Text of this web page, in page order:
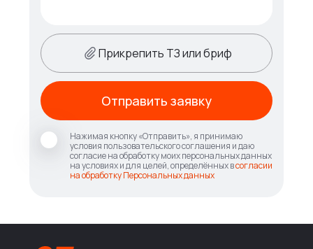
Прикрепить ТЗ или бриф
Нажимая кнопку «Отправить», я принимаю
условия пользовательского соглашения и даю
согласие на обработку моих персональных данных
на условиях и для целей, определённых всогласии
на обработку Персональных данных
Отправить заявку